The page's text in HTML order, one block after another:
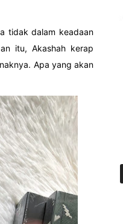
tidak dalam keadaan
itu, Akashah kerap
Apa yang akan